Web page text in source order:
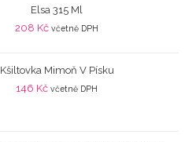
Elsa 315 Ml
208 Kč včetně DPH
Kšiltovka Mimoň V Písku
146 Kč včetně DPH